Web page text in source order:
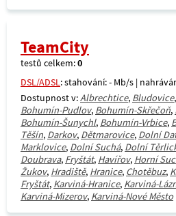
TeamCity
testů celkem:0
DSL/ADSL: stahování: - Mb/s |
Dostupnost v:Albrechtice, Bludovice,
Bohumín-Pudlov, Bohumín-Skřečoň,
Bohumín-Šunychl, Bohumín-Vrbice,
Těšín, Darkov, Dětmarovice, Dolní
Marklovice, Dolní Suchá, Dolní
Doubrava, Fryštát, Havířov, Horní
Žukov, Hradiště, Hranice, Chotěbuz,
Fryštát, Karviná-Hranice, Karviná-
Karviná-Mizerov, Karviná-Nové Město